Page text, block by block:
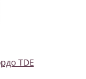
TDE